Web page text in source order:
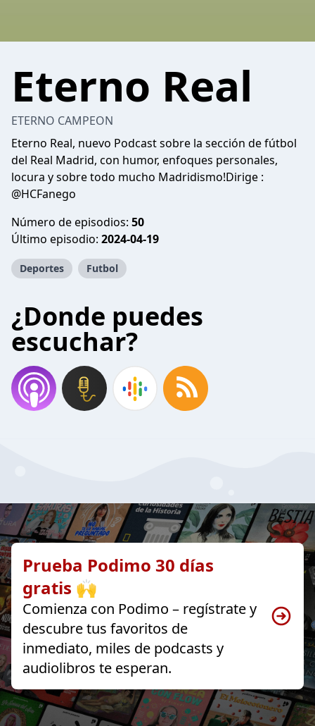
Eterno Real
ETERNO CAMPEON
Eterno Real, nuevo Podcast sobre la sección de fútbol
del Real Madrid, con humor, enfoques personales,
locura y sobre todo mucho Madridismo!Dirige :
@HCFanego
Número de episodios: 50
Último episodio: 2024-04-19
Deportes Futbol
¿Donde puedes
escuchar?
Prueba Podimo 30 días
gratis 🙌
Comienza con Podimo – regístrate y
descubre tus favoritos de
inmediato, miles de podcasts y
audiolibros te esperan.